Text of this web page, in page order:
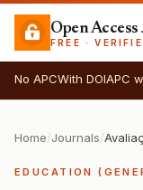
Open
FREE ·
No APCWith DOIAPC
Home/Journals/
EDUCATION